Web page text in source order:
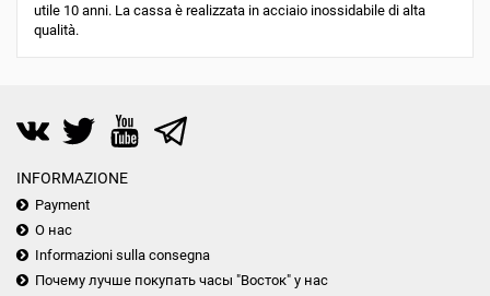
utile 10 anni. La cassa è realizzata in acciaio inossidabile di alta
qualità.
INFORMAZIONE
Payment
О нас
Informazioni sulla consegna
Почему лучше покупать часы "Восток" у нас